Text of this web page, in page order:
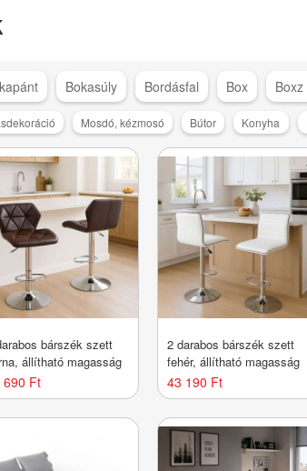
Bokasúly Bordásfal Box
Mosdó, kézmosó Bútor Konyha
bárszék szett
állítható magasság
690 Ft
2 darabos bárszék szett
fehér, állítható magasság
43 190 Ft